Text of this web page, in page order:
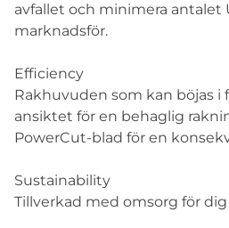
avfallet och minimera antalet
marknadsför.
Efficiency
Rakhuvuden som kan böjas i
ansiktet för en behaglig
PowerCut-blad för en
Sustainability
Tillverkad med omsorg för